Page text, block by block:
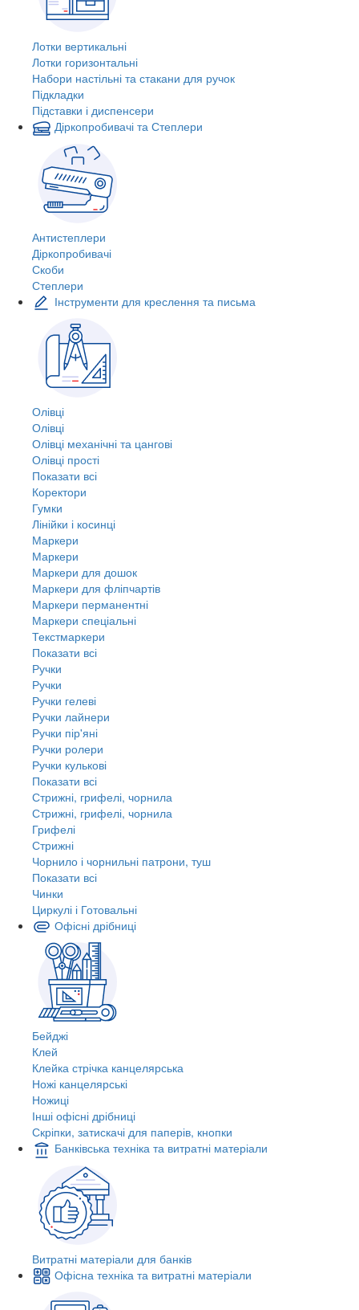
Лотки вертикальні
Лотки горизонтальні
Набори настільні та стакани для ручок
Підкладки
Підставки і диспенсери
Діркопробивачі та Степлери
Антистеплери
Діркопробивачі
Скоби
Степлери
Інструменти для креслення та письма
Олівці
Олівці
Олівці механічні та цангові
Олівці прості
Показати всі
Коректори
Гумки
Лінійки і косинці
Маркери
Маркери
Маркери для дошок
Маркери для фліпчартів
Маркери перманентні
Маркери спеціальні
Текстмаркери
Показати всі
Ручки
Ручки
Ручки гелеві
Ручки лайнери
Ручки пір'яні
Ручки ролери
Ручки кулькові
Показати всі
Стрижні, грифелі, чорнила
Стрижні, грифелі, чорнила
Грифелі
Стрижні
Чорнило і чорнильні патрони, туш
Показати всі
Чинки
Циркулі і Готовальні
Офісні дрібниці
Бейджі
Клей
Клейка стрічка канцелярська
Ножі канцелярські
Ножиці
Інші офісні дрібниці
Скріпки, затискачі для паперів, кнопки
Банківська техніка та витратні матеріали
Витратні матеріали для банків
Офісна техніка та витратні матеріали